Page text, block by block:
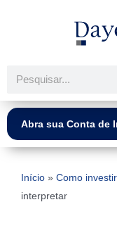
Pesquisar
Abra sua Conta de
Início » Como investir
interpretar